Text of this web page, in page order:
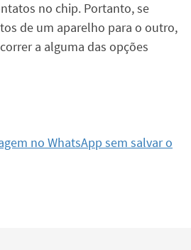
no chip. Portanto, se
de um aparelho para o outro,
a alguma das opções
no WhatsApp sem salvar o